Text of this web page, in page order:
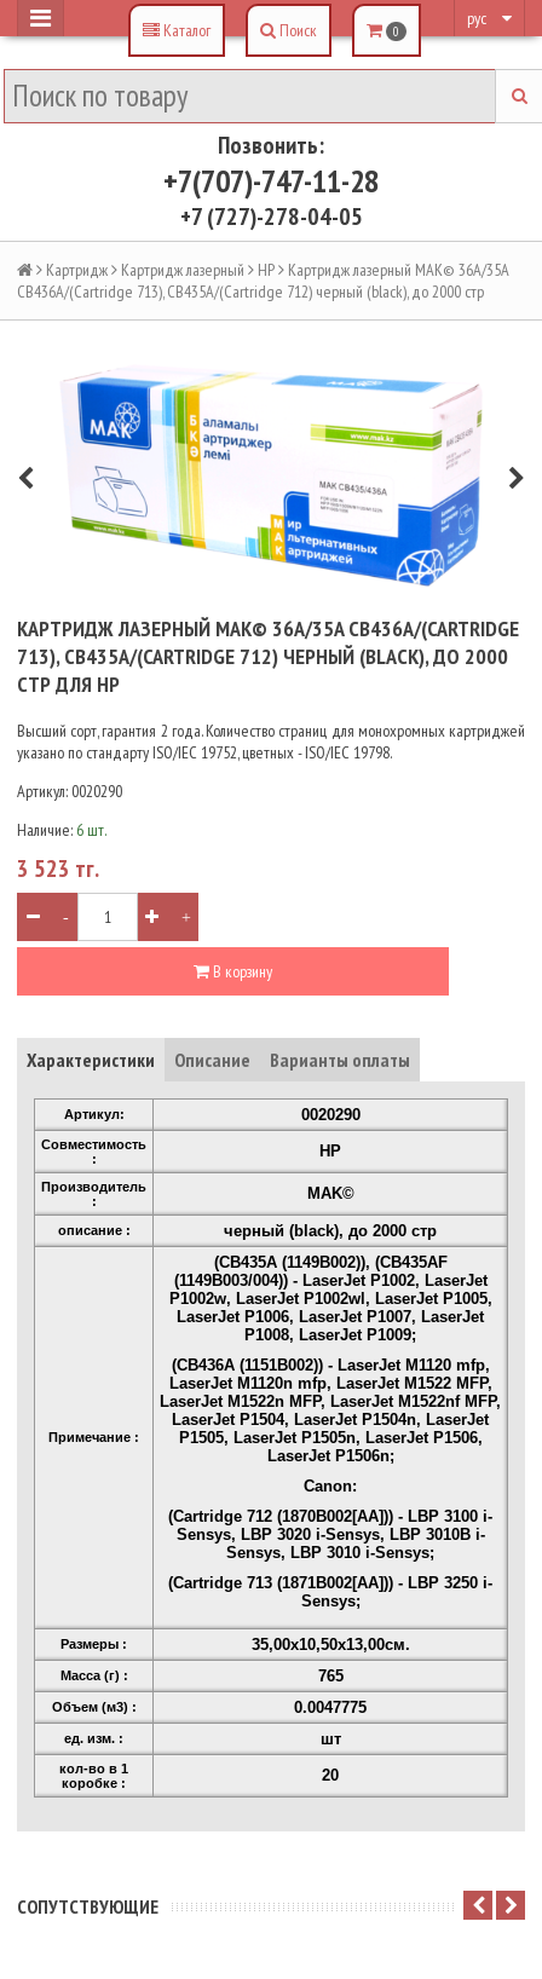
рус
Позвонить:
+7(707)-747-11-28
+7 (727)-278-04-05
Каталог Поиск 0
Картридж Картридж лазерный HP
Картридж лазерный MAK© 36A/35A
CB436A/(Cartridge 713), CB435A/(Cartridge 712) черный (black), до 2000 стр
КАРТРИДЖ ЛАЗЕРНЫЙ MAK© 36A/35A CB436A/(CARTRIDGE
713), CB435A/(CARTRIDGE 712) ЧЕРНЫЙ (BLACK), ДО 2000
СТР ДЛЯ HP
Высший сорт, гарантия 2 года. Количество страниц для монохромных картриджей
указано по стандарту ISO/IEC 19752, цветных - ISO/IEC 19798.
Артикул: 0020290
Наличие: 6 шт.
3 523 тг.
- +
В корзину
Характеристики Описание Варианты оплаты
Артикул: 0020290
Совместимость
:
HP
Производитель
:
MAK©
описание : черный (black), до 2000 стр
Примечание :
(CB435A (1149B002)), (CB435AF
(1149B003/004)) - LaserJet P1002, LaserJet
P1002w, LaserJet P1002wl, LaserJet P1005,
LaserJet P1006, LaserJet P1007, LaserJet
P1008, LaserJet P1009;
(CB436A (1151B002)) - LaserJet M1120 mfp,
LaserJet M1120n mfp, LaserJet M1522 MFP,
LaserJet M1522n MFP, LaserJet M1522nf MFP,
LaserJet P1504, LaserJet P1504n, LaserJet
P1505, LaserJet P1505n, LaserJet P1506,
LaserJet P1506n;
Canon:
(Cartridge 712 (1870B002[AA])) - LBP 3100 i-
Sensys, LBP 3020 i-Sensys, LBP 3010B i-
Sensys, LBP 3010 i-Sensys;
(Cartridge 713 (1871B002[AA])) - LBP 3250 i-
Sensys;
Размеры : 35,00x10,50x13,00см.
Масса (г) : 765
Объем (м3) : 0.0047775
ед. изм. : шт
кол-во в 1
коробке :
20
CОПУТСТВУЮЩИЕ